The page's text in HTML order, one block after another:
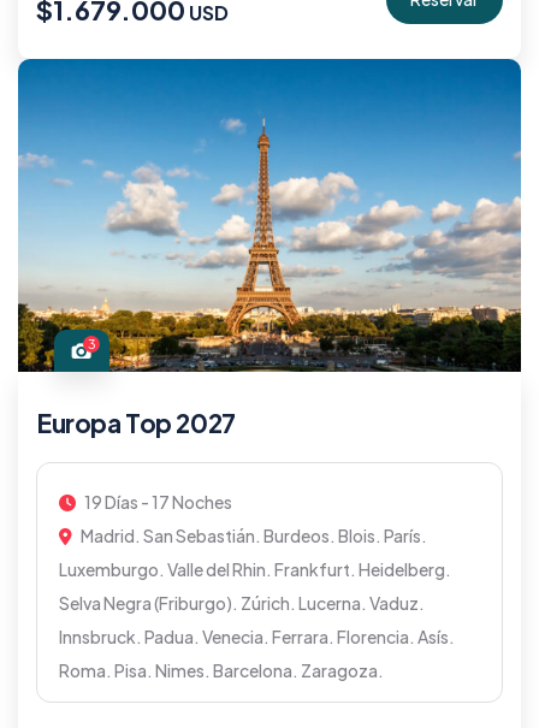
$1.679.000
3
Europa Top 2027
19 Días - 17 Noches
Madrid. San Sebastián. Burdeos. Blois. París.
Luxemburgo. Valle del Rhin. Frankfurt. Heidelberg.
Selva Negra (Friburgo). Zúrich. Lucerna. Vaduz.
Innsbruck. Padua. Venecia. Ferrara. Florencia. Asís.
Roma. Pisa. Nimes. Barcelona. Zaragoza.